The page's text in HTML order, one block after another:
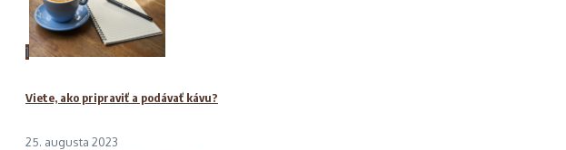
1
Viete, ako pripraviť a podávať kávu?
25. augusta 2023